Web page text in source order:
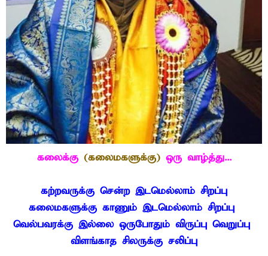
கலைக்கு (கலைமகளுக்கு)ஒரு வாழ்த்து...
கற்றவருக்கு சென்ற இடமெல்லாம் சிறப்பு
கலைமகளுக்கு காணும் இடமெல்லாம் சிறப்பு
வெல்பவரக்கு இல்லை ஒருபோதும் விருப்பு வெறுப்பு
விளங்காத சிலருக்கு சலிப்பு